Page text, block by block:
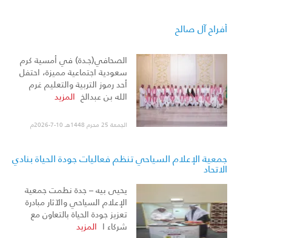
أفراح آل صالح
الصحافي(جـدة) في أمسية كرم
سعودية اجتماعية مميزة، احتفل
أحد رموز التربية والتعليم غرم
الله بن عبدالخ المزيد
الجمعة 25 محرم 1448هـ 10-7-2026م
جمعية الإعلام السياحي تنظم فعاليات جودة الحياة بنادي
الاتحاد
يحيى بيه – جدة نطمت جمعية
الإعلام السياحي والآثار مبادرة
تعزيز جودة الحياة بالتعاون مع
شركاء ا المزيد